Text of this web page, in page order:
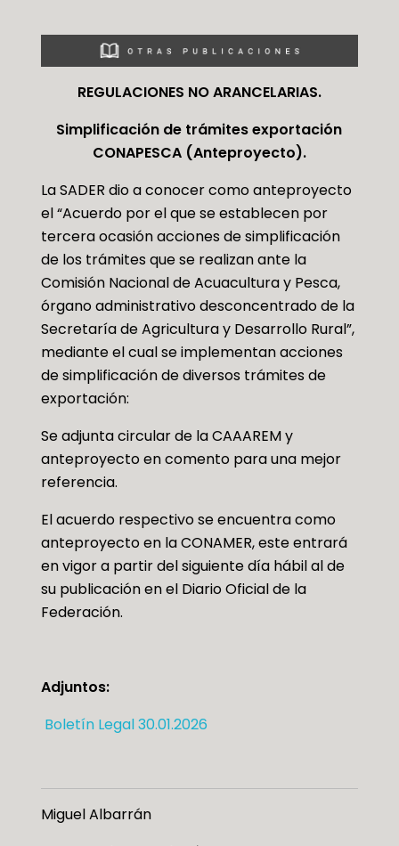
REGULACIONES NO ARANCELARIAS.
Simplificación de trámites exportación
CONAPESCA (Anteproyecto).
La SADER dio a conocer como anteproyecto
el “Acuerdo por el que se establecen por
tercera ocasión acciones de simplificación
de los trámites que se realizan ante la
Comisión Nacional de Acuacultura y Pesca,
órgano administrativo desconcentrado de la
Secretaría de Agricultura y Desarrollo Rural”,
mediante el cual se implementan acciones
de simplificación de diversos trámites de
exportación:
Se adjunta circular de la CAAAREM y
anteproyecto en comento para una mejor
referencia.
El acuerdo respectivo se encuentra como
anteproyecto en la CONAMER, este entrará
en vigor a partir del siguiente día hábil al de
su publicación en el Diario Oficial de la
Federación.
Adjuntos:
Boletín Legal 30.01.2026
Miguel Albarrán